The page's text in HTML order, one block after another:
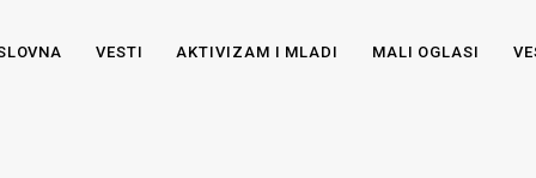
VESTI AKTIVIZAM I MLADI MALI OGLASI